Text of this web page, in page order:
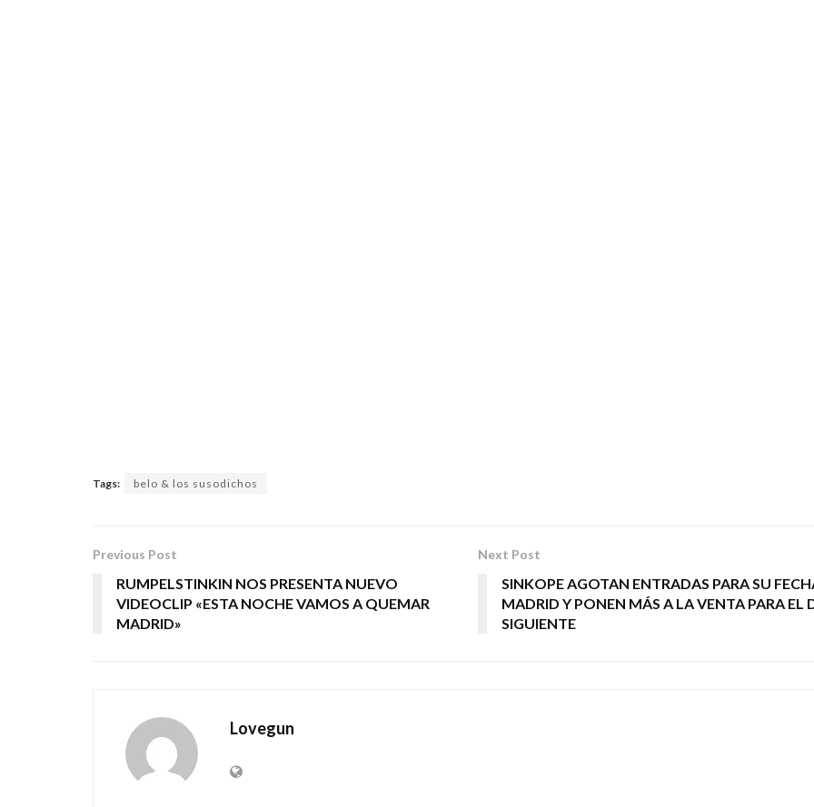
Tags: belo & los susodichos
Previous Post
RUMPELSTINKIN NOS PRESENTA NUEVO
VIDEOCLIP «ESTA NOCHE VAMOS A QUEMAR
MADRID»
Next Post
SINKOPE AGOTAN ENTRADAS PARA SU
MADRID Y PONEN MÁS A LA VENTA PARA EL
SIGUIENTE
Lovegun